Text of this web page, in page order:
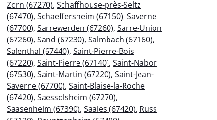
Zorn (67270), Schaffhouse-près-Seltz
(67470), Schaeffersheim (67150), Saverne
(67700), Sarrewerden (67260), Sarre-Union
(67260), Sand (67230), Salmbach (67160),
Salenthal (67440), Saint-Pierre-Bois
(67220), Saint-Pierre (67140), Saint-Nabor
(67530), Saint-Martin (67220), Saint-Jean-
Saverne (67700), Saint-Blaise-la-Roche
(67420), Saessolsheim (67270),
Saasenheim (67390), Saales (67420), Russ